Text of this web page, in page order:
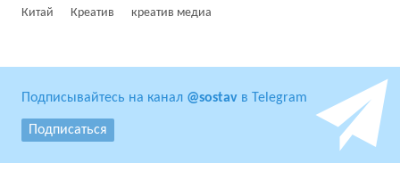
Китай Креатив креатив медиа
Подписывайтесь на канал @sostav в Telegram
Подписаться